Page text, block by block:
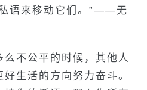
语来移动它们。”——无
么不公平的时候，其他人
生活的方向努力奋斗。